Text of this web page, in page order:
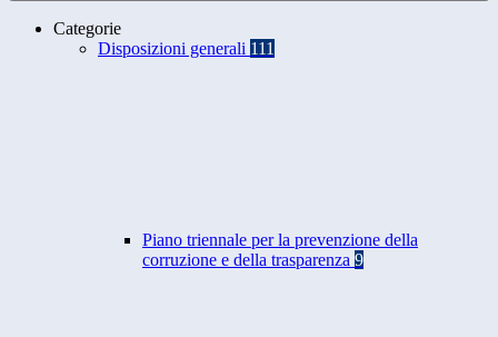
Categorie
Disposizioni generali 111
Piano triennale per la prevenzione della
corruzione e della trasparenza 9